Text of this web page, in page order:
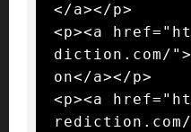
</a></p>
<p><a
diction.com/
on</a></p>
<p><a